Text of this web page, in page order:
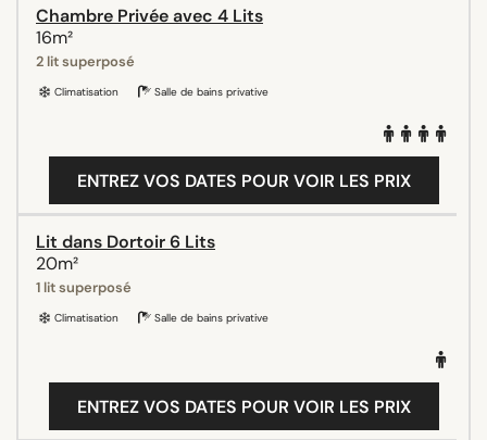
Chambre Privée avec 4 Lits
16m²
2 lit superposé
Climatisation Salle de bains privative
ENTREZ VOS DATES POUR VOIR LES PRIX
Lit dans Dortoir 6 Lits
20m²
1 lit superposé
Climatisation Salle de bains privative
ENTREZ VOS DATES POUR VOIR LES PRIX